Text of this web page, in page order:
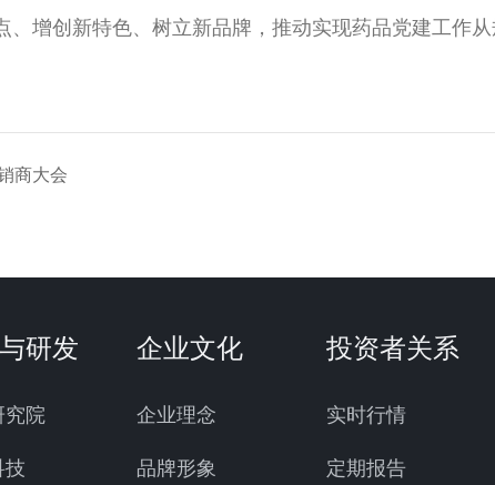
增创新特色、树立新品牌，推动实现药品党建工作
商大会
研发
究院
技
企业文化
企业理念
品牌形象
投资者关系
实时行情
定期报告